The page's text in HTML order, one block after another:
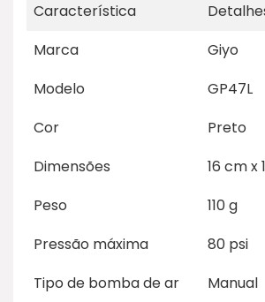
Característica
Marca
Giyo
Modelo
GP47L
Cor
Preto
Dimensões
16 cm x
Peso
110 g
Pressão máxima
80 psi
Tipo de bomba de ar
Manual